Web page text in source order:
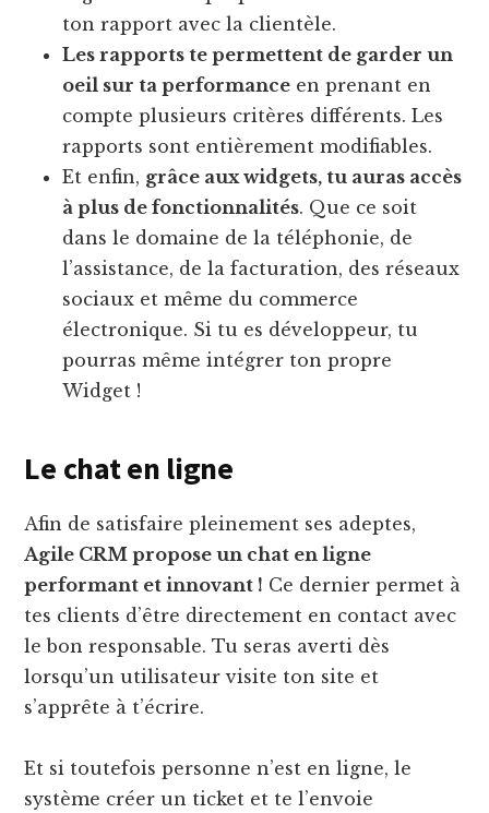
ton rapport avec la clientèle.
Les rapports te permettent de garder un
oeil sur ta performance en prenant en
compte plusieurs critères différents. Les
rapports sont entièrement modifiables.
Et enfin, grâce aux widgets, tu auras accès
à plus de fonctionnalités. Que ce soit
dans le domaine de la téléphonie, de
l’assistance, de la facturation, des réseaux
sociaux et même du commerce
électronique. Si tu es développeur, tu
pourras même intégrer ton propre
Widget !
Le chat en ligne
Afin de satisfaire pleinement ses adeptes,
Agile CRM propose un chat en ligne
performant et innovant ! Ce dernier permet à
tes clients d’être directement en contact avec
le bon responsable. Tu seras averti dès
lorsqu’un utilisateur visite ton site et
s’apprête à t’écrire.
Et si toutefois personne n’est en ligne, le
système créer un ticket et te l’envoie